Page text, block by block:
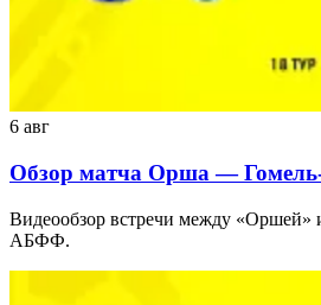
6 авг
Обзор матча Орша —
Видеообзор встречи между «Оршей»
АБФФ.